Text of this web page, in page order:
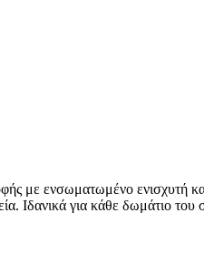
με ενσωματωμένο
Ιδανικά για κάθε δωμάτιο